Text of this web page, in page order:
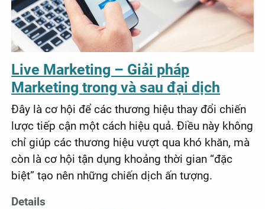
Live Marketing – Giải pháp
Marketing trong và sau đại dịch
Đây là cơ hội để các thương hiệu thay đổi chiến
lược tiếp cận một cách hiệu quả. Điều này không
chỉ giúp các thương hiệu vượt qua khó khăn, mà
còn là cơ hội tận dụng khoảng thời gian “đặc
biệt” tạo nên những chiến dịch ấn tượng.
Details